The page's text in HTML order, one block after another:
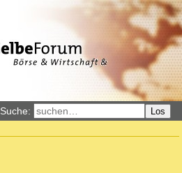
Suche: Los